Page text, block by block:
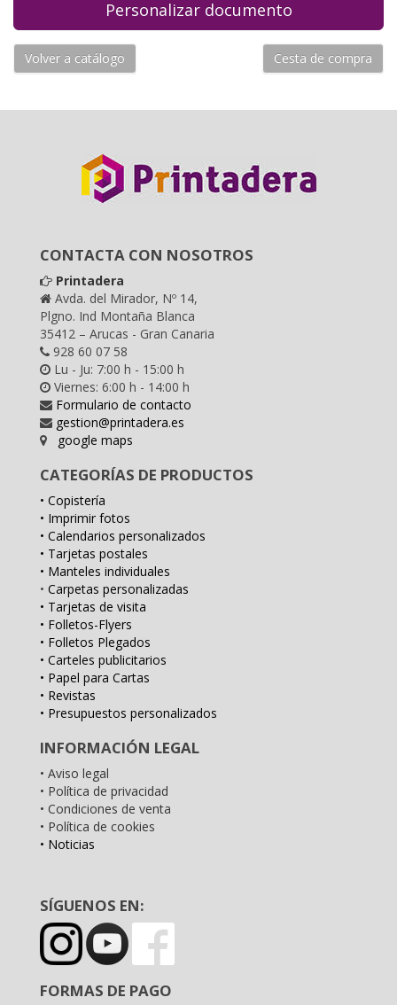
Volver a catálogo Cesta de compra
CONTACTA CON NOSOTROS
Printadera
Avda. del Mirador, Nº 14,
Plgno. Ind Montaña Blanca
35412 – Arucas - Gran Canaria
928 60 07 58
Lu - Ju: 7:00 h - 15:00 h
Viernes: 6:00 h - 14:00 h
Formulario de contacto
gestion@printadera.es
google maps
CATEGORÍAS DE PRODUCTOS
• Copistería
• Imprimir fotos
• Calendarios personalizados
• Tarjetas postales
• Manteles individuales
• Carpetas personalizadas
• Tarjetas de visita
• Folletos-Flyers
• Folletos Plegados
• Carteles publicitarios
• Papel para Cartas
• Revistas
• Presupuestos personalizados
INFORMACIÓN LEGAL
• Aviso legal
• Política de privacidad
• Condiciones de venta
• Política de cookies
• Noticias
SÍGUENOS EN:
FORMAS DE PAGO